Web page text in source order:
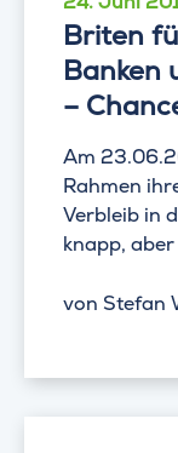
Briten
Banken
–
Am
Rahmen
Verbleib in
knapp,
von Stefan